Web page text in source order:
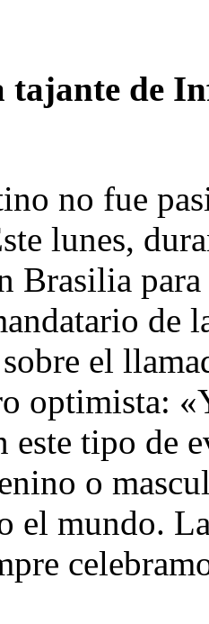
tajante de
no fue
lunes,
Brasilia
de
el
optimista:
este tipo de
o
el mundo.